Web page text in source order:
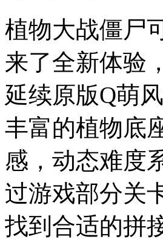
植物大战僵尸
来了全新体验
延续原版Q萌
丰富的植物底
感，动态难度
过游戏部分关
找到合适的拼